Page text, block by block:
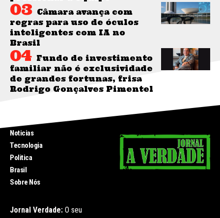
Câmara avança com
regras para uso de óculos
inteligentes com IA no
Brasil
Fundo de investimento
familiar não é exclusividade
de grandes fortunas, frisa
Rodrigo Gonçalves Pimentel
Noticias
Tecnologia
Politica
Brasil
Sobre Nós
Jornal Verdade: O seu